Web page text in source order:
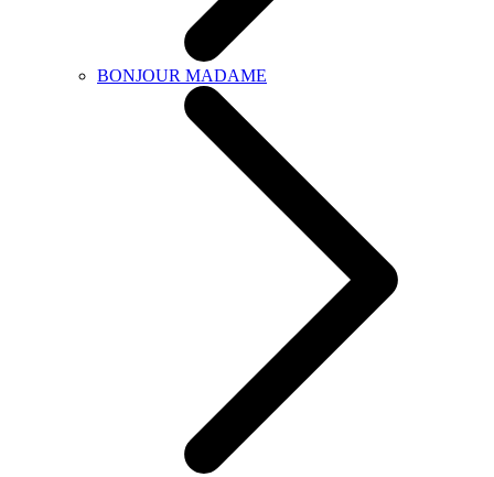
BONJOUR MADAME